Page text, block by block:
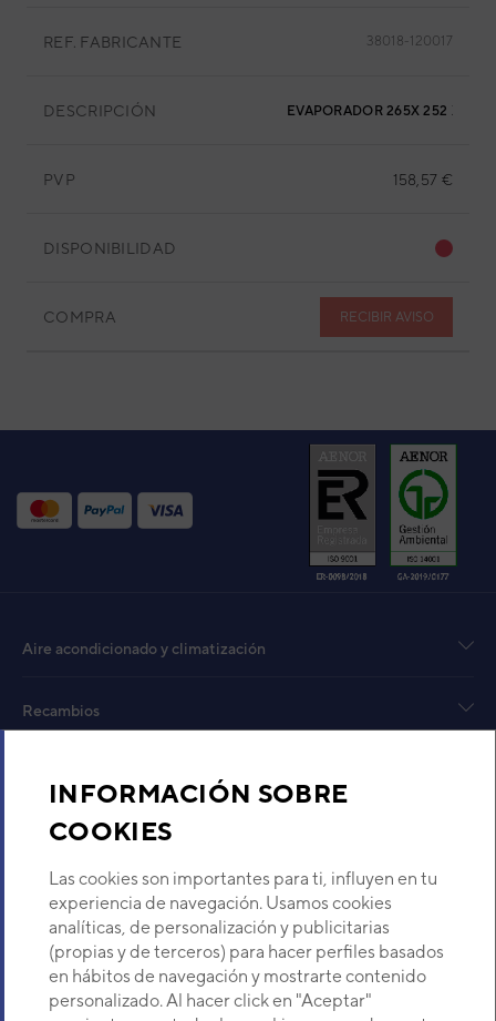
INFORMACIÓN SOBRE
COOKIES
Las cookies son importantes para ti, influyen en tu
experiencia de navegación. Usamos cookies
analíticas, de personalización y publicitarias
(propias y de terceros) para hacer perfiles basados
en hábitos de navegación y mostrarte contenido
personalizado. Al hacer click en "Aceptar"
REF. FABRICANTE 38018-120017
DESCRIPCIÓN EVAPORADOR 265X 252 X Ø7
PVP 158,57 €
DISPONIBILIDAD
COMPRA RECIBIR AVISO
Bomba de calor ACS Aquatermic Heatank
Aire acondicionado y climatización
Recambios
Descubre Eurofred
Dónde Estamos
¿Buscas un servicio técnico?
Selecciona provincia